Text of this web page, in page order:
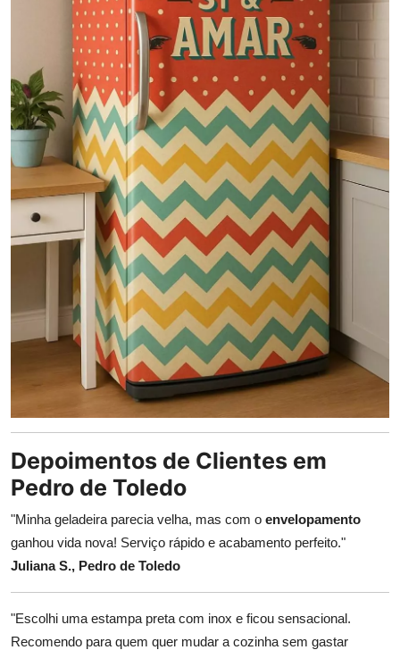
Depoimentos de Clientes em
Pedro de Toledo
"Minha geladeira parecia velha, mas com o envelopamento
ganhou vida nova! Serviço rápido e acabamento perfeito."
Juliana S., Pedro de Toledo
"Escolhi uma estampa preta com inox e ficou sensacional.
Recomendo para quem quer mudar a cozinha sem gastar